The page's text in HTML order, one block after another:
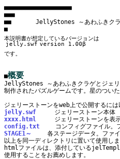
■■■■■■■■■■■■■■■■■■■
■■■
■■　　　　JellyStones ～あわふきクラ
jelly.swf version 1.00β
■概要
JellyStones ～あわふきクラゲとジェリ
制作されたパズルゲームです。星のつい
jelly.swf
xxxx.html
config.txt
STAGE1～
各ステージデータ。ファイ
以上を同一ディレクトリに置いて使用しま
htmlファイルは、添付している
使用することをお薦めします。